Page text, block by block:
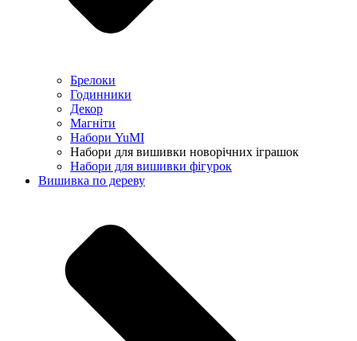
Брелоки
Годинники
Декор
Магніти
Набори YuMI
Набори для вишивки новорічних іграшок
Набори для вишивки фігурок
Вишивка по дереву